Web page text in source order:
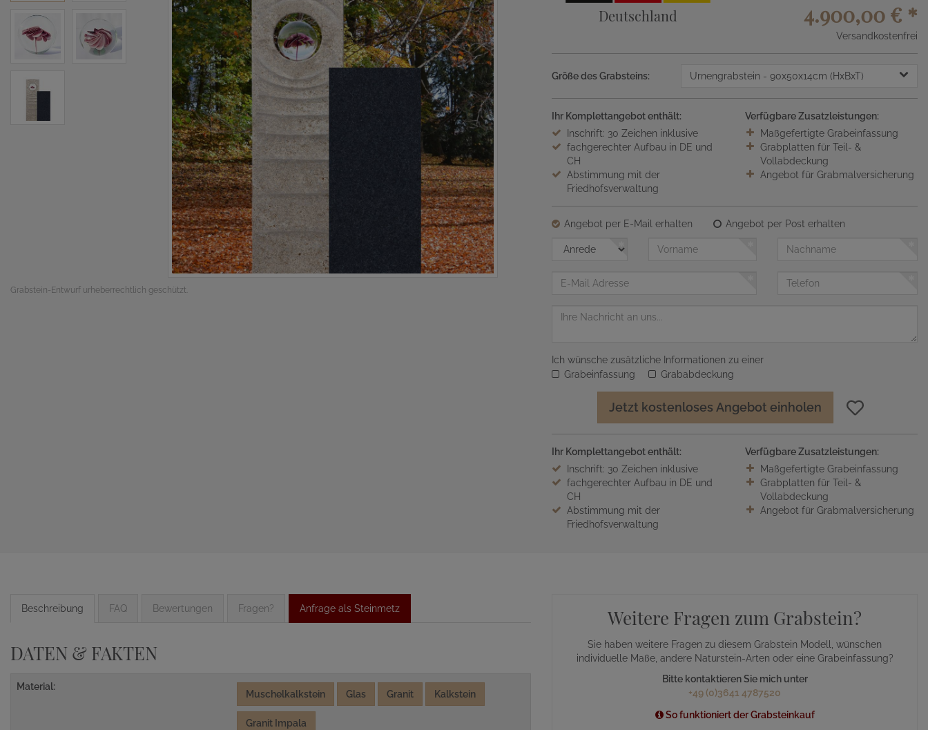
Grabstein-Entwurf urheberrechtlich geschützt.
Deutschland
4.900,00 € *
Versandkostenfrei
Größe des Grabsteins: Urnengrabstein - 90x50x14cm (HxBxT)
Ihr Komplettangebot enthält:
Inschrift: 30 Zeichen inklusive
fachgerechter Aufbau in DE und
CH
Abstimmung mit der
Friedhofsverwaltung
Verfügbare Zusatzleistungen:
Maßgefertigte Grabeinfassung
Grabplatten für Teil- &
Vollabdeckung
Angebot für Grabmalversicherung
Angebot per E-Mail erhalten
Angebot per Post erhalten
Anrede
Vorname Nachname
Telefon
Nachricht
Ich wünsche zusätzliche Informationen zu einer
Grabeinfassung
Grababdeckung
Jetzt kostenloses Angebot einholen
Ihr Komplettangebot enthält:
Inschrift: 30 Zeichen inklusive
fachgerechter Aufbau in DE und
CH
Abstimmung mit der
Friedhofsverwaltung
Verfügbare Zusatzleistungen:
Maßgefertigte Grabeinfassung
Grabplatten für Teil- &
Vollabdeckung
Angebot für Grabmalversicherung
Beschreibung FAQ Bewertungen Fragen? Anfrage als Steinmetz
DATEN & FAKTEN
Material:
Muschelkalkstein Glas Granit Kalkstein
Granit Impala
Weitere Fragen zum Grabstein?
Sie haben weitere Fragen zu diesem Grabstein Modell, wünschen
individuelle Maße, andere Naturstein-Arten oder eine Grabeinfassung?
Bitte kontaktieren Sie mich unter
+49 (0)3641 4787520
So funktioniert der Grabsteinkauf